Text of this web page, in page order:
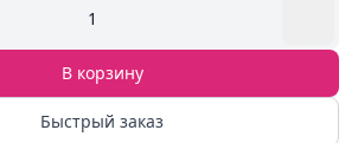
1
В корзину
Быстрый заказ